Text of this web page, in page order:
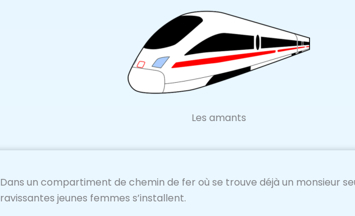
Les amants
Dans un compartiment de chemin de fer où se trouve déjà un monsieur
ravissantes jeunes femmes s’installent.